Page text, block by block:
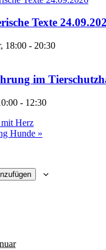
Texte
18:00 - 20:30
im
- 12:30
Herz
Hunde »